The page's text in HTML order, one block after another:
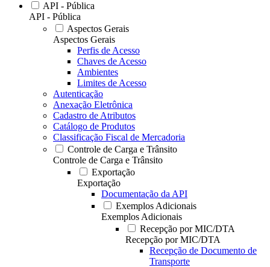
API - Pública
API - Pública
Aspectos Gerais
Aspectos Gerais
Perfis de Acesso
Chaves de Acesso
Ambientes
Limites de Acesso
Autenticação
Anexação Eletrônica
Cadastro de Atributos
Catálogo de Produtos
Classificação Fiscal de Mercadoria
Controle de Carga e Trânsito
Controle de Carga e Trânsito
Exportação
Exportação
Documentação da API
Exemplos Adicionais
Exemplos Adicionais
Recepção por MIC/DTA
Recepção por MIC/DTA
Recepção de Documento de
Transporte